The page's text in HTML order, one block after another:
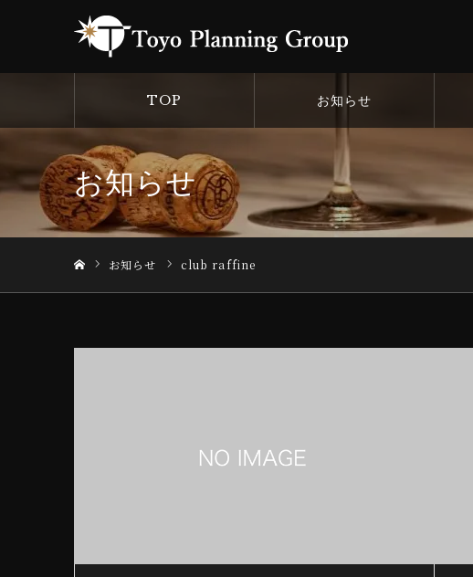
TOP お知らせ
お知らせ
お知らせ club raffine